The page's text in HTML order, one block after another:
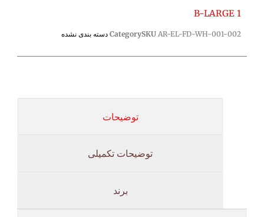
B-LARGE 1
SKU AR-EL-FD-WH-001-002
Category دسته بندی نشده
توضیحات
توضیحات تکمیلی
برند